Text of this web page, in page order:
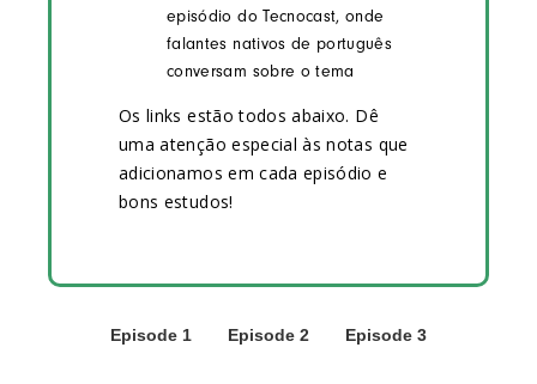
episódio do Tecnocast, onde
falantes nativos de português
conversam sobre o tema
Os links estão todos abaixo. Dê
uma atenção especial às notas que
adicionamos em cada episódio e
bons estudos!
Episode 1 Episode 2 Episode 3